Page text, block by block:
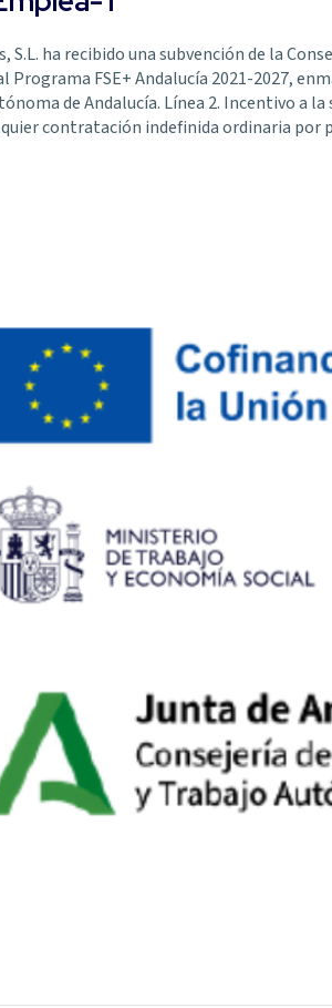
ha recibido una subvención de la
Programa FSE+ Andalucía 2021-2027,
de Andalucía. Línea 2. Incentivo a
contratación indefinida ordinaria por